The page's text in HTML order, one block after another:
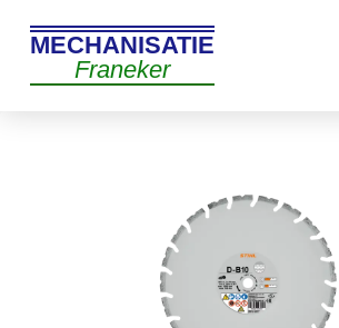
MECHANISATIE
Franeker